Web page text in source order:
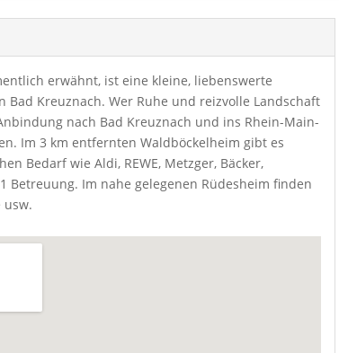
erwähnt, ist eine kleine, liebenswerte
Bad Kreuznach. Wer Ruhe und reizvolle Landschaft
nach Bad Kreuznach und ins Rhein-Main-
Im 3 km entfernten Waldböckelheim gibt es
Bedarf wie Aldi, REWE, Metzger, Bäcker,
Betreuung. Im nahe gelegenen Rüdesheim finden
usw.